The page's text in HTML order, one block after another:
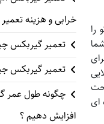
ای
خرابی و هزینه تعمیر
تعمیر گیربکس
تعمیر گیربکس
چگونه طول عمر
افزایش دهیم ؟